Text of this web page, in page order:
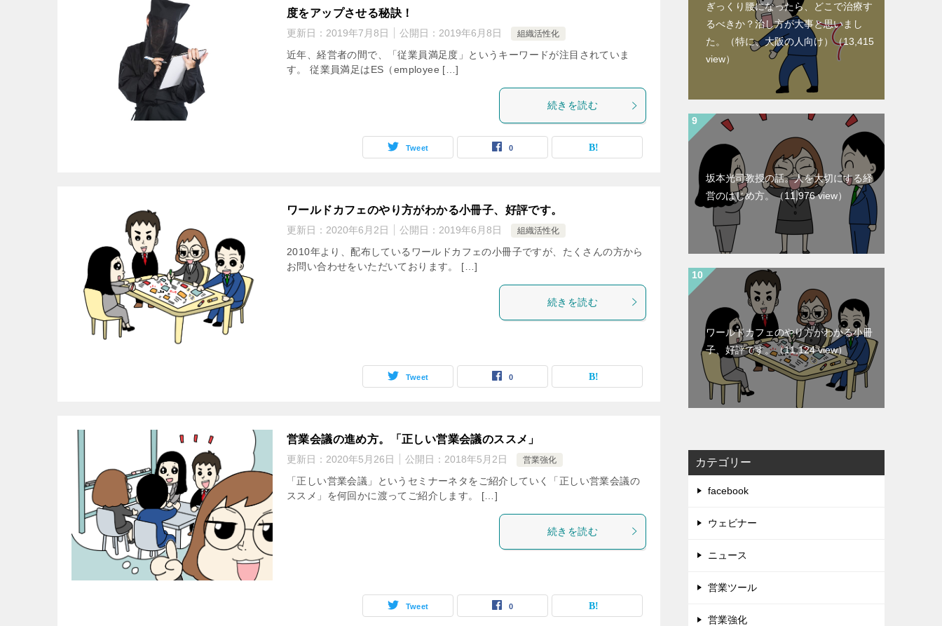
度をアップさせる秘訣！
更新日： 2019年7月8日 公開日： 2019年6月8日 組織活性化
近年、経営者の間で、「従業員満足度」というキーワードが注目されていま
す。 従業員満足はES（employee […]
続きを読む
Tweet 0
ワールドカフェのやり方がわかる小冊子、好評です。
更新日： 2020年6月2日 公開日： 2019年6月8日 組織活性化
2010年より、配布しているワールドカフェの小冊子ですが、たくさんの方から
お問い合わせをいただいております。 […]
続きを読む
Tweet 0
営業会議の進め方。「正しい営業会議のススメ」
更新日： 2020年5月26日 公開日： 2018年5月2日 営業強化
「正しい営業会議」というセミナーネタをご紹介していく「正しい営業会議の
ススメ」を何回かに渡ってご紹介します。 […]
続きを読む
Tweet 0
ぎっくり腰になったら、どこで治療す
るべきか？治し方が大事と思いまし
た。（特に、大阪の人向け）（13,415
view）
坂本光司教授の話。人を大切にする経
営のはじめ方。（11,976 view）
ワールドカフェのやり方がわかる小冊
子、好評です。（11,124 view）
カテゴリー
facebook
ウェビナー
ニュース
営業ツール
営業強化